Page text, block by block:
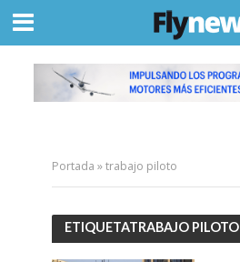
Portada »trabajo piloto
ETIQUETATRABAJO PILOTO